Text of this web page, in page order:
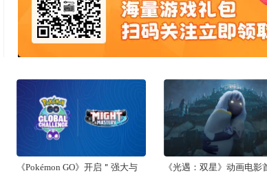
《Pokémon GO》开启＂强大与
《光遇：双星》动画电影